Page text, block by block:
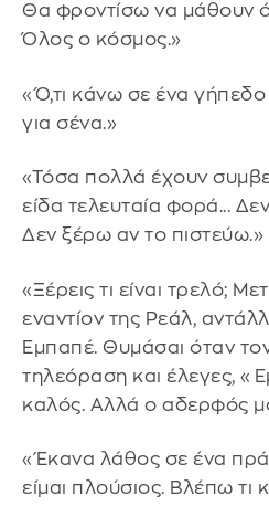
Θα φροντίσω να μάθουν
Όλος ο κόσμος.»
«Ό,τι κάνω σε ένα γήπεδο
για σένα.»
«Τόσα πολλά έχουν
είδα τελευταία φορά...
Δεν ξέρω αν το πιστεύω.»
«Ξέρεις τι είναι τρελό;
εναντίον της Ρεάλ,
Εμπαπέ. Θυμάσαι όταν
τηλεόραση και έλεγες,
καλός. Αλλά ο αδερφός
«Έκανα λάθος σε ένα
είμαι πλούσιος. Βλέπω τι